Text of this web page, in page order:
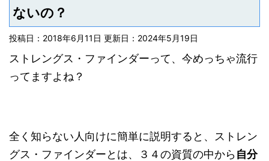
ないの？
投稿日：2018年6月11日 更新日： 2024年5月19日
ストレングス・ファインダーって、今めっちゃ流行
ってますよね？
全く知らない人向けに簡単に説明すると、ストレン
グス・ファインダーとは、３４の資質の中から自分